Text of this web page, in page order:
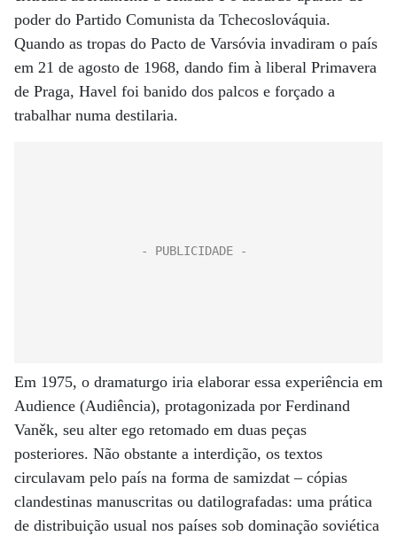
poder do Partido Comunista da Tchecoslováquia.
Quando as tropas do Pacto de Varsóvia invadiram o país
em 21 de agosto de 1968, dando fim à liberal Primavera
de Praga, Havel foi banido dos palcos e forçado a
trabalhar numa destilaria.
Em 1975, o dramaturgo iria elaborar essa experiência em
Audience (Audiência), protagonizada por Ferdinand
Vaněk, seu alter ego retomado em duas peças
posteriores. Não obstante a interdição, os textos
circulavam pelo país na forma de samizdat – cópias
clandestinas manuscritas ou datilografadas: uma prática
de distribuição usual nos países sob dominação soviética